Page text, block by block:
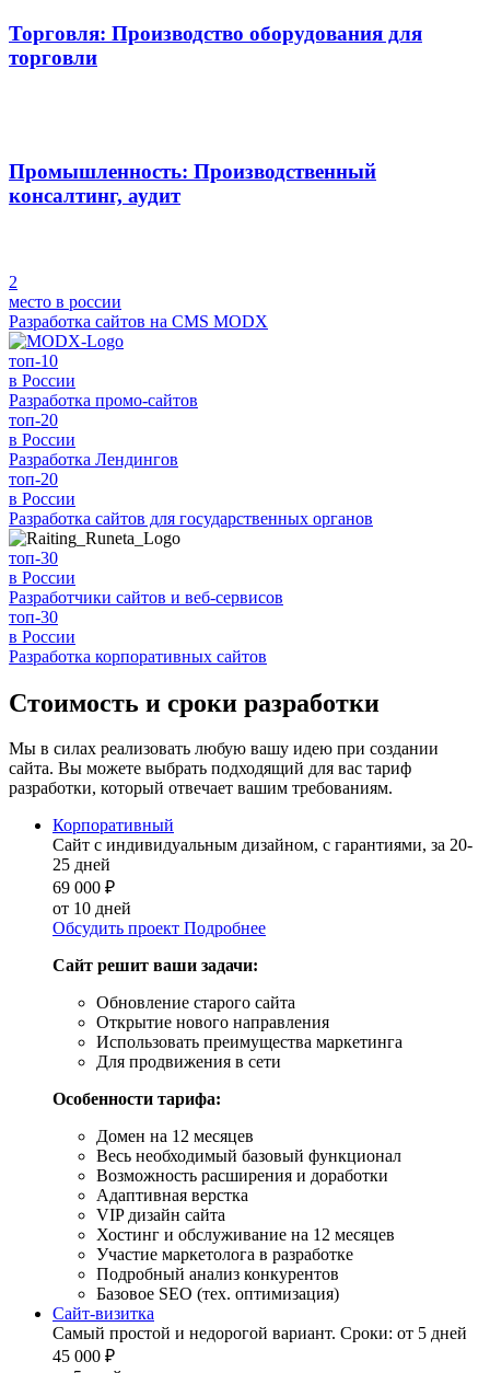
Торговля: Производство оборудования для
торговли
Промышленность: Производственный
консалтинг, аудит
2
место в россии
Разработка сайтов на CMS MODX
топ-10
в России
Разработка промо-сайтов
топ-20
в России
Разработка Лендингов
топ-20
в России
Разработка сайтов для государственных органов
топ-30
в России
Разработчики сайтов и веб-сервисов
топ-30
в России
Разработка корпоративных сайтов
Стоимость и сроки разработки
Мы в силах реализовать любую вашу идею при создании
сайта. Вы можете выбрать подходящий для вас тариф
разработки, который отвечает вашим требованиям.
Корпоративный
Сайт с индивидуальным дизайном, с гарантиями, за 20-
25 дней
69 000 ₽
от 10 дней
Обсудить проект Подробнее
Сайт решит ваши задачи:
Обновление старого сайта
Открытие нового направления
Использовать преимущества маркетинга
Для продвижения в сети
Особенности тарифа:
Домен на 12 месяцев
Весь необходимый базовый функционал
Возможность расширения и доработки
Адаптивная верстка
VIP дизайн сайта
Хостинг и обслуживание на 12 месяцев
Участие маркетолога в разработке
Подробный анализ конкурентов
Базовое SEO (тех. оптимизация)
Сайт-визитка
Самый простой и недорогой вариант. Сроки: от 5 дней
45 000 ₽